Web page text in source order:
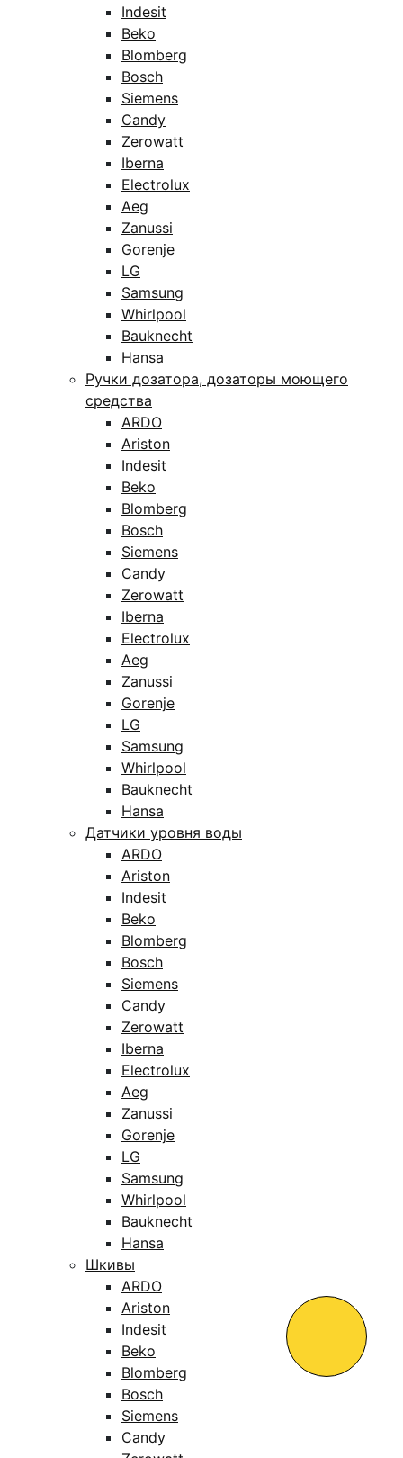
Indesit
Beko
Blomberg
Bosch
Siemens
Candy
Zerowatt
Iberna
Electrolux
Aeg
Zanussi
Gorenje
LG
Samsung
Whirlpool
Bauknecht
Hansa
Ручки дозатора, дозаторы моющего
средства
ARDO
Ariston
Indesit
Beko
Blomberg
Bosch
Siemens
Candy
Zerowatt
Iberna
Electrolux
Aeg
Zanussi
Gorenje
LG
Samsung
Whirlpool
Bauknecht
Hansa
Датчики уровня воды
ARDO
Ariston
Indesit
Beko
Blomberg
Bosch
Siemens
Candy
Zerowatt
Iberna
Electrolux
Aeg
Zanussi
Gorenje
LG
Samsung
Whirlpool
Bauknecht
Hansa
Шкивы
ARDO
Ariston
Indesit
Beko
Blomberg
Bosch
Siemens
Candy